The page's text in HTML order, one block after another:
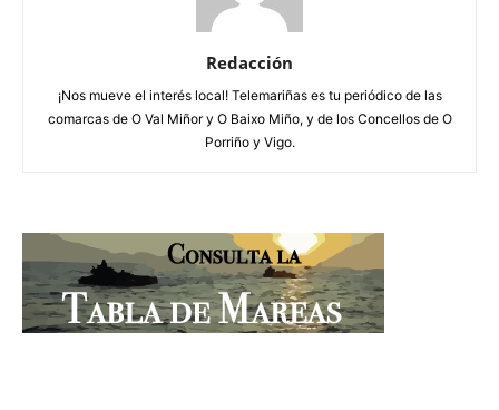
Redacción
¡Nos mueve el interés local! Telemariñas es tu periódico de las
comarcas de O Val Miñor y O Baixo Miño, y de los Concellos de O
Porriño y Vigo.